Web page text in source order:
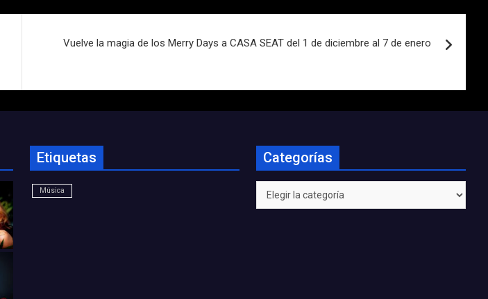
Vuelve la magia de los Merry Days a CASA SEAT del 1 de diciembre al 7 de enero
Etiquetas
Música
Categorías
Categorías